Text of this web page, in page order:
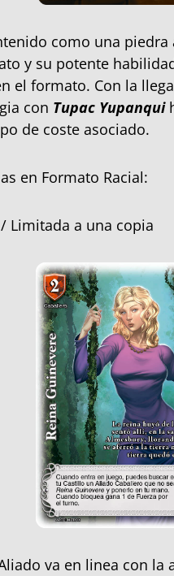
como una
y su potente
el formato. Con la
con Tupac Yupanqui
de coste asociado.
en Formato Racial:
Limitada a una copia
va en linea con